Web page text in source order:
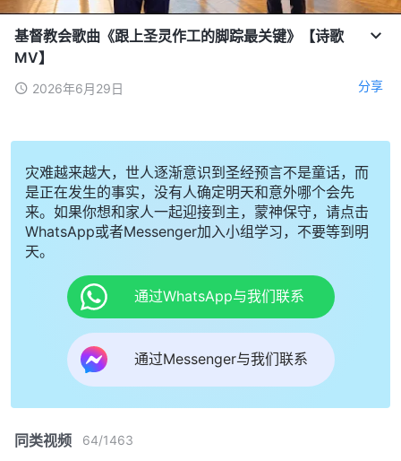
基督教会歌曲《跟上圣灵作工的脚踪最关键》【诗歌
MV】
2026年6月29日 分享
灾难越来越大，世人逐渐意识到圣经预言不是童话，而
是正在发生的事实，没有人确定明天和意外哪个会先
来。如果你想和家人一起迎接到主，蒙神保守，请点击
WhatsApp或者Messenger加入小组学习，不要等到明
天。
通过WhatsApp与我们联系
通过Messenger与我们联系
同类视频 64/1463